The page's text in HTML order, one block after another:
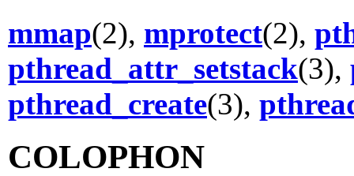
mmap(2), mprotect(2),
pthread_attr_setstack(3),
pthread_create(3),
COLOPHON